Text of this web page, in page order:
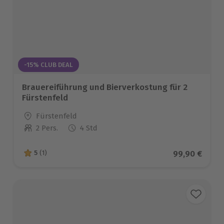
-15% CLUB DEAL
Brauereiführung und Bierverkostung für 2
Fürstenfeld
Standort
Fürstenfeld
Anzahl der Teilnehmer
2 Pers. 4 Std
5 von 5 Sternen basierend auf 1 Bewertungen
5 (1) Aktueller
99,90 €